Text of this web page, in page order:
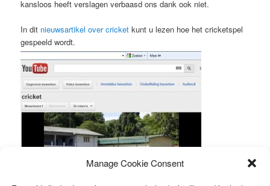
Manage Cookie Consent
kansloos heeft verslagen verbaasd ons dank ook niet.
In dit nieuwsartikel over cricket kunt u lezen hoe het cricketspel
gespeeld wordt.